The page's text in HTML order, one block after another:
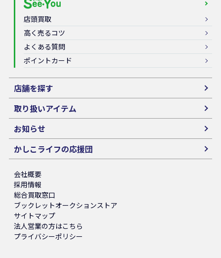
店頭買取
高く売るコツ
よくある質問
ポイントカード
店舗を探す
取り扱いアイテム
お知らせ
かしこライフの応援団
会社概要
採用情報
総合買取窓口
ブックレットオークションストア
サイトマップ
法人営業の方はこちら
プライバシーポリシー